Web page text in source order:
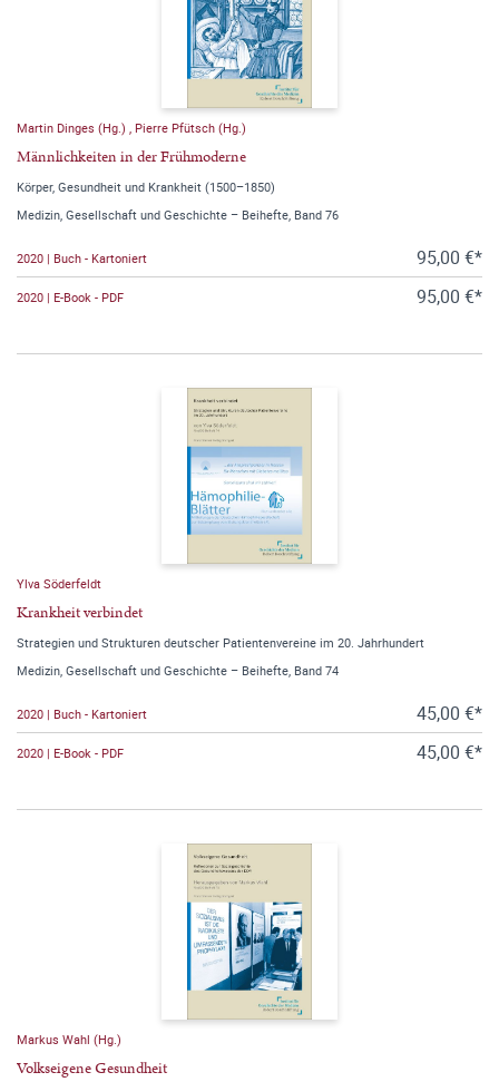
Martin Dinges (Hg.) , Pierre Pfütsch (Hg.)
Männlichkeiten in der Frühmoderne
Körper, Gesundheit und Krankheit (1500–1850)
Medizin, Gesellschaft und Geschichte – Beihefte, Band 76
2020 | Buch - Kartoniert 95,00 €*
2020 | E-Book - PDF 95,00 €*
Ylva Söderfeldt
Krankheit verbindet
Strategien und Strukturen deutscher Patientenvereine im 20. Jahrhundert
Medizin, Gesellschaft und Geschichte – Beihefte, Band 74
2020 | Buch - Kartoniert 45,00 €*
2020 | E-Book - PDF 45,00 €*
Markus Wahl (Hg.)
Volkseigene Gesundheit